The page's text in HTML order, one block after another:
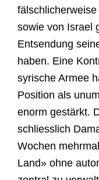
sowie von Israel
Entsendung
haben. Eine
syrische Armee
Position als
enorm gestärkt.
schliesslich
Wochen
Land» ohne